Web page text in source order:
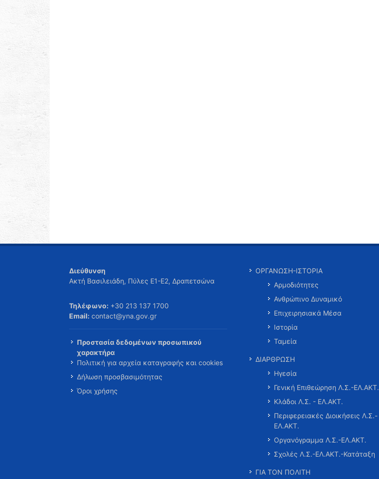
Διεύθυνση
Ακτή Βασιλειάδη, Πύλες Ε1-Ε2, Δραπετσώνα
Τηλέφωνο: +30 213 137 1700
Email: contact@yna.gov.gr
Προστασία δεδομένων προσωπικού
χαρακτήρα
Πολιτική για αρχεία καταγραφής και cookies
Δήλωση προσβασιμότητας
Όροι χρήσης
ΟΡΓΑΝΩΣΗ-ΙΣΤΟΡΙΑ
Αρμοδιότητες
Ανθρώπινο Δυναμικό
Επιχειρησιακά Μέσα
Ιστορία
Ταμεία
ΔΙΑΡΘΡΩΣΗ
Ηγεσία
Γενική Επιθεώρηση Λ.Σ.-ΕΛ.ΑΚΤ.
Κλάδοι Λ.Σ. - ΕΛ.ΑΚΤ.
Περιφερειακές Διοικήσεις Λ.Σ.-
ΕΛ.ΑΚΤ.
Οργανόγραμμα Λ.Σ.-ΕΛ.ΑΚΤ.
Σχολές Λ.Σ.-ΕΛ.ΑΚΤ.-Κατάταξη
ΓΙΑ ΤΟΝ ΠΟΛΙΤΗ